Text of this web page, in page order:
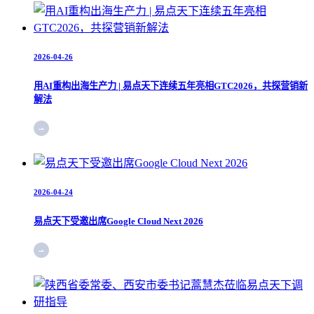
2026-04-26
用AI重构出海生产力 | 易点天下连续五年亮相GTC2026，共探营销新
解法
2026-04-24
易点天下受邀出席Google Cloud Next 2026